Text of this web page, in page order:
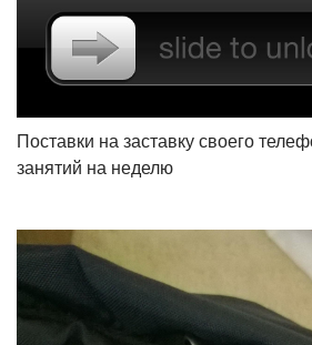
Поставки на заставку своего
занятий на неделю